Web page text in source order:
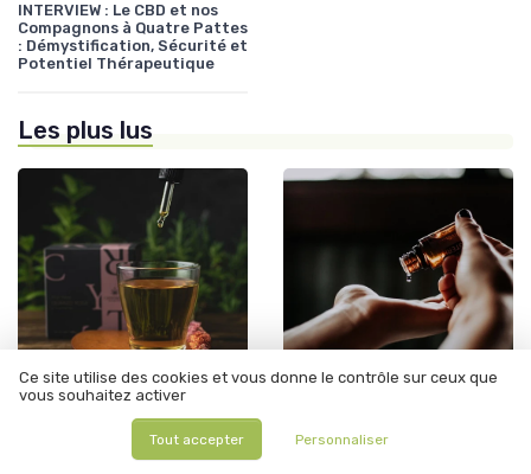
INTERVIEW : Le CBD et nos
Compagnons à Quatre Pattes
: Démystification, Sécurité et
Potentiel Thérapeutique
Les plus lus
• 12/06/2025
Les graines de CBD : légales
Hhc test salivaire forum :
Ce site utilise des cookies et vous donne le contrôle sur ceux que
vous souhaitez activer
Tout accepter Personnaliser